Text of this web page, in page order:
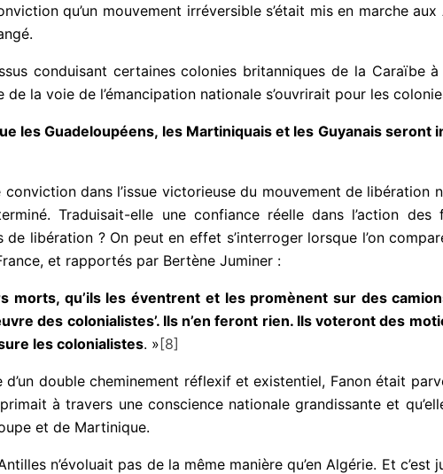
qu’un mouvement irréversible s’était mis en marche
conduisant certaines colonies britanniques de la Caraïbe
la voie de l’émancipation nationale s’ouvrirait pour les
les Guadeloupéens, les Martiniquais et les Guyanais
dans l’issue victorieuse du mouvement de libération
Traduisait-elle une confiance réelle dans l’action
libération ? On peut en effet s’interroger lorsque l’on
et rapportés par Bertène Juminer :
morts, qu’ils les éventrent et les promènent sur des
des colonialistes’. Ils n’en feront rien. Ils voteront des
les colonialistes. »[8]
d’un double cheminement réflexif et existentiel, Fanon était
à travers une conscience nationale grandissante et
et de Martinique.
n’évoluait pas de la même manière qu’en Algérie. Et